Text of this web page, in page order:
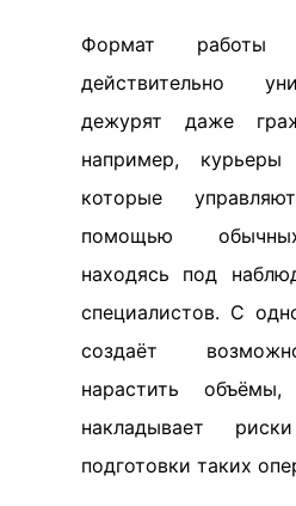
Формат работы
действительно
дежурят даже
например,
которые
помощью
находясь под
специалистов. С
создаёт
нарастить
накладывает
подготовки таких